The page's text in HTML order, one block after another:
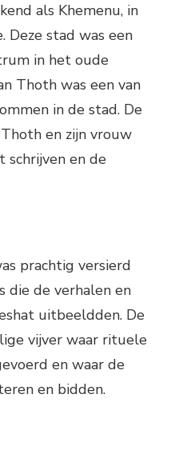
als Khemenu, in
Deze stad was een
in het oude
Thoth was een van
in de stad. De
en zijn vrouw
schrijven en de
prachtig versierd
die de verhalen en
uitbeeldden. De
vijver waar rituele
en waar de
en bidden.